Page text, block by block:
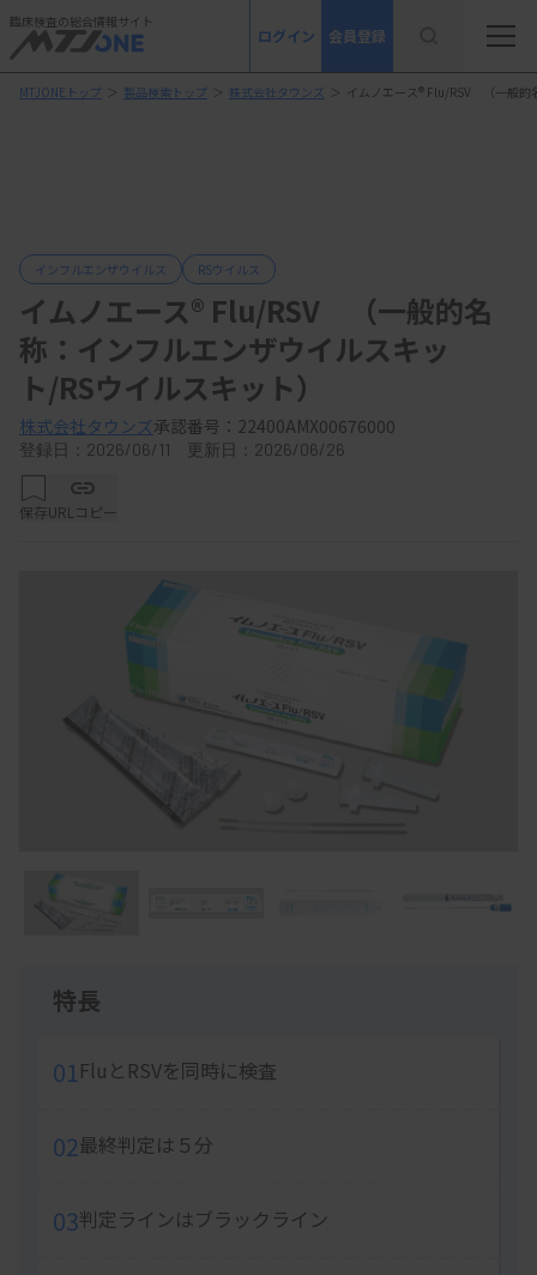
臨床検査の総合情報サイト
ログイン 会員登録
MTJONEトップ ＞ 製品検索トップ ＞ 株式会社タウンズ ＞ イムノエース® Flu/RSV （一般的
インフルエンザウイルス RSウイルス
イムノエース® Flu/RSV （一般的名
称：インフルエンザウイルスキッ
ト/RSウイルスキット）
株式会社タウンズ承認番号：22400AMX00676000
登録日：2026/06/11 更新日：2026/06/26
保存URLコピー
特長
01 FluとRSVを同時に検査
02最終判定は５分
03判定ラインはブラックライン